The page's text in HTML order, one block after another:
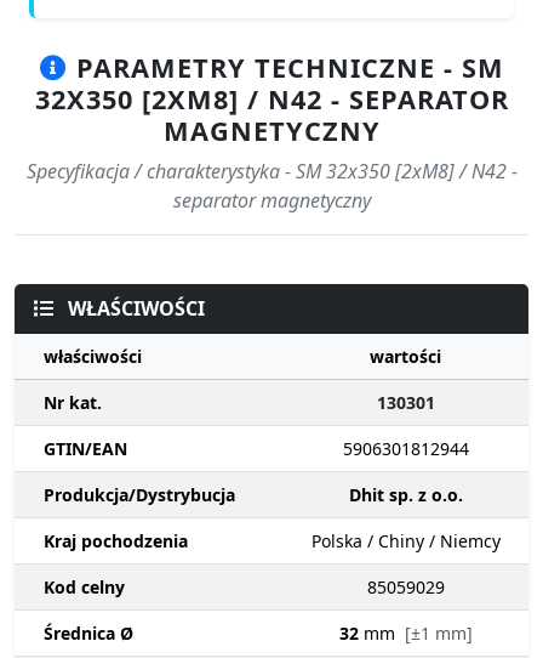
PARAMETRY TECHNICZNE - SM
32X350 [2XM8] / N42 - SEPARATOR
MAGNETYCZNY
Specyfikacja / charakterystyka - SM 32x350 [2xM8] / N42 -
separator magnetyczny
WŁAŚCIWOŚCI
właściwości
wartości
Nr kat.
130301
GTIN/EAN
5906301812944
Produkcja/Dystrybucja
Dhit sp. z o.o.
Kraj pochodzenia
Polska / Chiny / Niemcy
Kod celny
85059029
Średnica Ø
32 mm [±1 mm]